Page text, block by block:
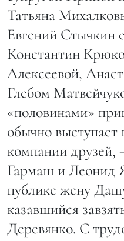
Татьяна
Евгений Стычкин
Константин
Алексеевой,
Глебом
«половинами»
обычно выступает
компании друзей,
Гармаш и Леонид
публике жену
казавшийся
Деревянко. С